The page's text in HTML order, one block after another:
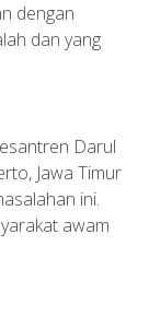
dengan
dan yang
Darul
Jawa Timur
ini.
awam